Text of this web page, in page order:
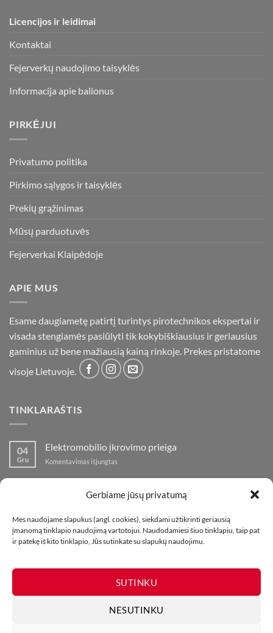
Gerbiame jūsų privatumą
Mes naudojame slapukus (angl. cookies), siekdami užtikrinti geriausią
įmanomą tinklapio naudojimą vartotojui. Naudodamiesi šiuo tinklapiu, taip pat
ir patekę iš kito tinklapio, Jūs sutinkate su slapukų naudojimu.
SUTINKU
NESUTINKU
Licencijos ir leidimai
Kontaktai
Fejerverkų naudojimo taisyklės
Informacija apie balionus
PIRKĖJUI
Privatumo politika
Pirkimo sąlygos ir taisyklės
Prekių grąžinimas
Mūsų parduotuvės
Fejerverkai Klaipėdoje
APIE MUS
Esame daugiametę patirtį turintys pirotechnikos ekspertai ir
visada stengiamės pasiūlyti tik kokybiškiausius ir geriausius
gaminius už bene mažiausią kainą rinkoje. Prekes pristatome
visoje Lietuvoje.
TINKLARAŠTIS
04
Gru
Elektromobilio įkrovimo prieiga
Komentavimas išjungtas
prieiga
įraše
fejerverkų
parduotuvė
Klaipedoje!
01
Lap
Kaip fotografuoti fejerverkus
Komentavimas išjungtasįraše